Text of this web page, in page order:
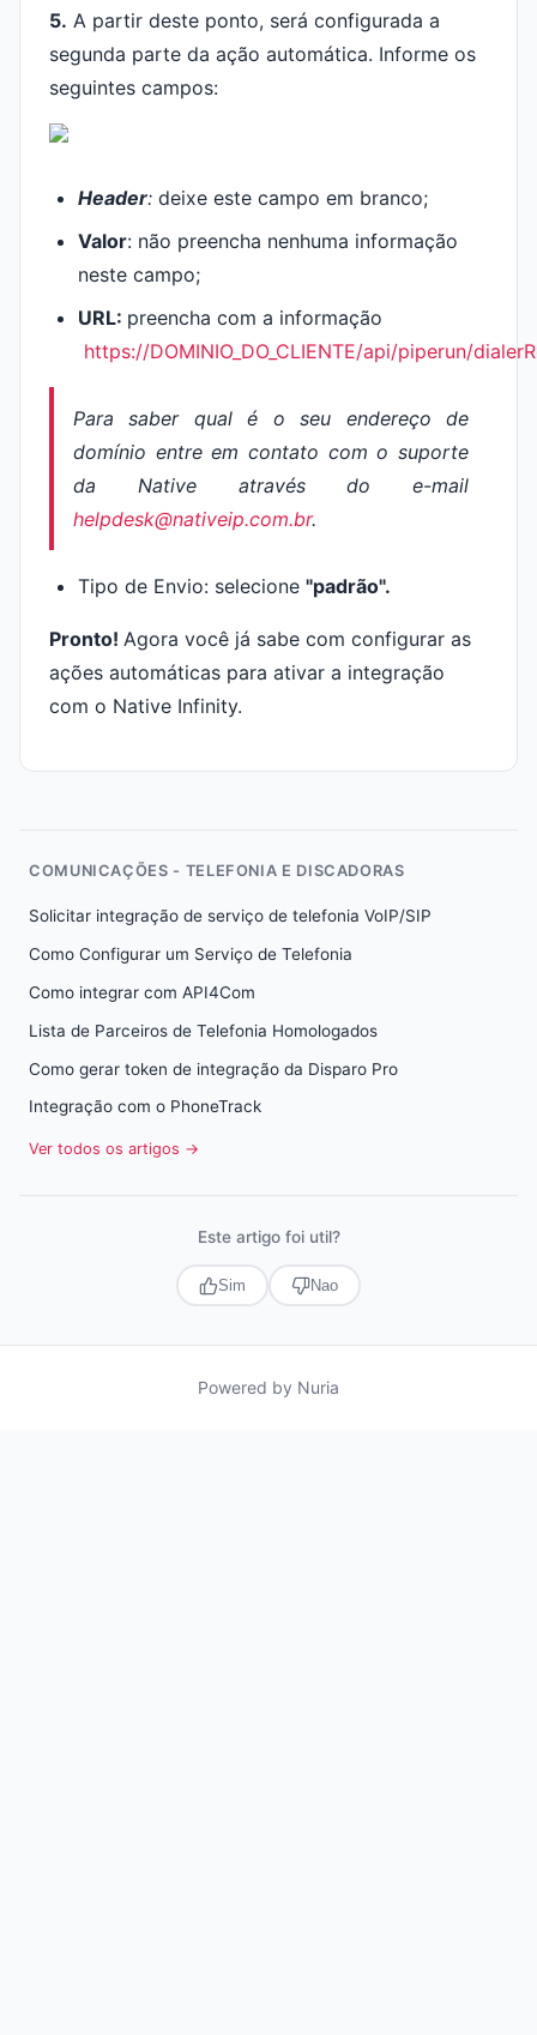
5. A partir deste ponto, será configurada a
segunda parte da ação automática. Informe os
seguintes campos:
Header: deixe este campo em branco;
Valor: não preencha nenhuma informação
neste campo;
URL: preencha com a informação
https://DOMINIO_DO_CLIENTE/api/piperun/
Para saber qual é o seu endereço de
domínio entre em contato com o suporte
da Native através do e-mail
helpdesk@nativeip.com.br.
Tipo de Envio: selecione "padrão".
Pronto! Agora você já sabe com configurar as
ações automáticas para ativar a integração
com o Native Infinity.
COMUNICAÇÕES - TELEFONIA E DISCADORAS
Solicitar integração de serviço de telefonia VoIP/SIP
Como Configurar um Serviço de Telefonia
Como integrar com API4Com
Lista de Parceiros de Telefonia Homologados
Como gerar token de integração da Disparo Pro
Integração com o PhoneTrack
Ver todos os artigos →
Este artigo foi util?
Sim Nao
Powered by Nuria